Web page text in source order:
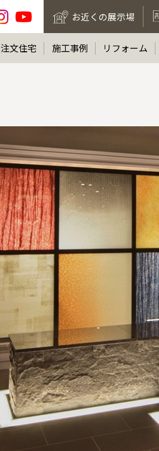
お近くの展示場
注文住宅 施工事例 リフォーム
全国の展示場
お近くのイベント